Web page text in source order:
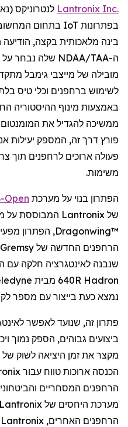
Lantronix Inc. לנטרוניקס
בפתרונות IoT בתחום המחשוב
בינה מלאכותית בקצה, הודיעה
ה-
NDAA/TAA שלה נבחר על
מובילה של מייצבי גימבל
לשימוש ברחפנים וכלי טיס
באמצעות מינוף ההיסטוריה
ממשיכה להגדיל את
פורץ דרך זה, המספק יעילות
פעולה ארוכים לרחפנים תוך
משימות.
הפתרון בנוי על מערכת Open
-Q™ 5165RB
של Lantronix המבוססת על
Dragonwing™, הפתרון
הרחפנים החדשה של Gremsy
שנבנה לאינטגרציה חלקה
Hadron
נמצא כעת בייצור עם מספר
פתרון זה, שנועד לאפשר
ביצועים גבוהים, הספק נמוך
מקצר את זמן היציאה לשוק של
הכנסה ארוכות טווח עבור
הרחפנים המסחריים
מערכת היחסים של Lantronix
הרחפנים האחרים, Lantronix